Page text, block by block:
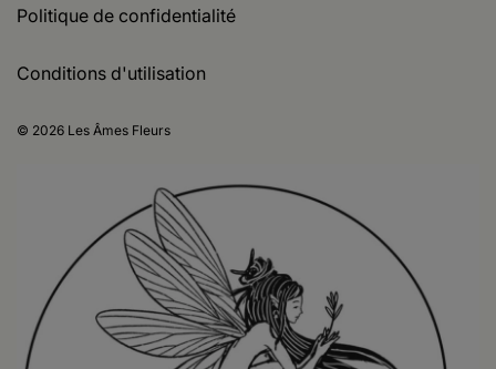
Politique de confidentialité
Conditions d'utilisation
© 2026 Les Âmes Fleurs